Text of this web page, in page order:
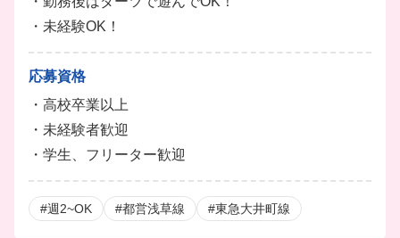
・未経験OK！
応募資格
・高校卒業以上
・未経験者歓迎
・学生、フリーター歓迎
#週2~OK #都営浅草線 #東急大井町線